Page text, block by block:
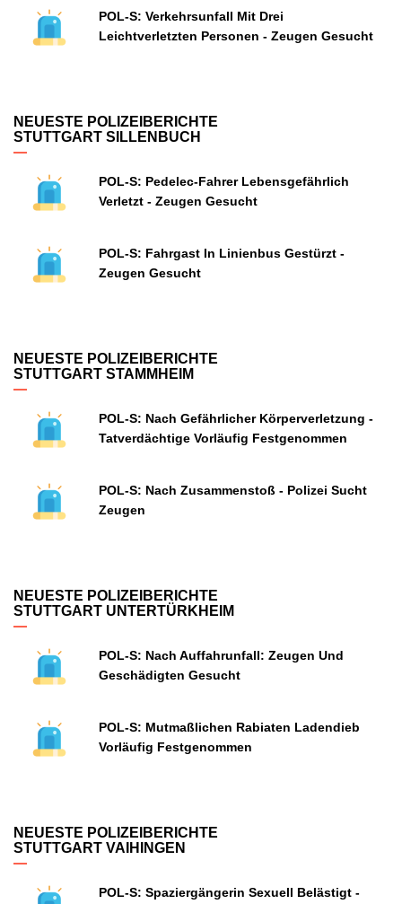
POL-S: Verkehrsunfall Mit Drei
Leichtverletzten Personen - Zeugen Gesucht
NEUESTE POLIZEIBERICHTE
STUTTGART SILLENBUCH
POL-S: Pedelec-Fahrer Lebensgefährlich
Verletzt - Zeugen Gesucht
POL-S: Fahrgast In Linienbus Gestürzt -
Zeugen Gesucht
NEUESTE POLIZEIBERICHTE
STUTTGART STAMMHEIM
POL-S: Nach Gefährlicher Körperverletzung -
Tatverdächtige Vorläufig Festgenommen
POL-S: Nach Zusammenstoß - Polizei Sucht
Zeugen
NEUESTE POLIZEIBERICHTE
STUTTGART UNTERTÜRKHEIM
POL-S: Nach Auffahrunfall: Zeugen Und
Geschädigten Gesucht
POL-S: Mutmaßlichen Rabiaten Ladendieb
Vorläufig Festgenommen
NEUESTE POLIZEIBERICHTE
STUTTGART VAIHINGEN
POL-S: Spaziergängerin Sexuell Belästigt -